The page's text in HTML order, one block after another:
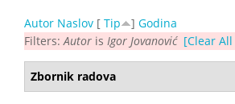
Autor Naslov [ Tip ] Godina
Filters: Autor is Igor Jovanović [Clear
Zbornik radova